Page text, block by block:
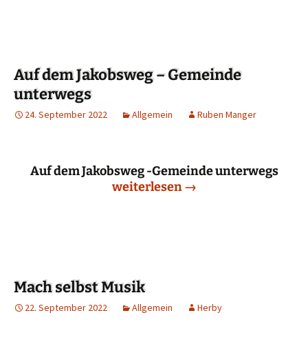
Auf dem Jakobsweg – Gemeinde
unterwegs
24. September 2022 Allgemein Ruben Manger
Auf dem Jakobsweg -Gemeinde unterwegs
Auf dem Jakobsweg – Gemeinde
weiterlesen→
Mach selbst Musik
22. September 2022 Allgemein Herby